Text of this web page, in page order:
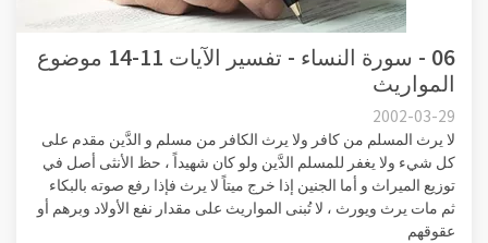
06 - سورة النساء - تفسير الآيات 11-14 موضوع
المواريث
2002-03-29
لا يرث المسلم من كافر ولا يرث الكافر من مسلم و الدَّين مقدم على
كل شيء ولا يغفر للمسلم الدَّين ولو كان شهيداً ، حظ الأنثى أصل في
توزيع الميراث و أما الجنين إذا خرج ميتاً لا يرث فإذا رفع صوته بالبكاء
ثم مات يرث ويورث ، لا تُبنى المواريث على مقدار نفع الأولاد وبرهم أو
عقوقهم